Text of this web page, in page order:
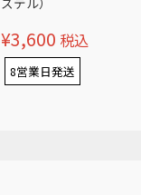
¥3,600 税込
8営業日発送